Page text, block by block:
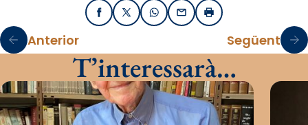
FacebookX / TwitterWhatsApp
EmailImprimir
Anterior Següent
T’interessarà…